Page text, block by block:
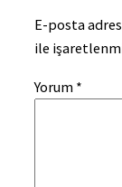
E-posta
ile
Yorum *